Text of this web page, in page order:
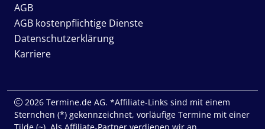
AGB
AGB kostenpflichtige Dienste
Datenschutzerklärung
Karriere
2026 Termine.de AG. *Affiliate-Links sind mit einem
Sternchen (*) gekennzeichnet, vorläufige Termine mit einer
Tilde (~). Als Affiliate-Partner verdienen wir an